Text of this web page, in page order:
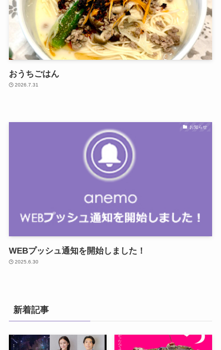
おうちごはん
2026.7.31
お知らせ
WEBプッシュ通知を開始しました！
2025.6.30
新着記事